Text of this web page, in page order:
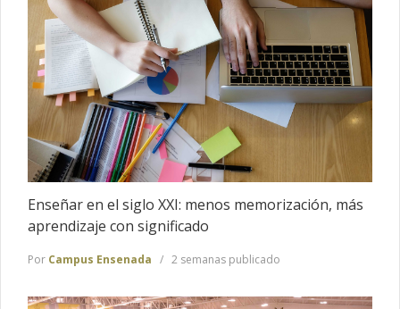
Enseñar en el siglo XXI: menos memorización, más
aprendizaje con significado
Por Campus Ensenada 2 semanas publicado